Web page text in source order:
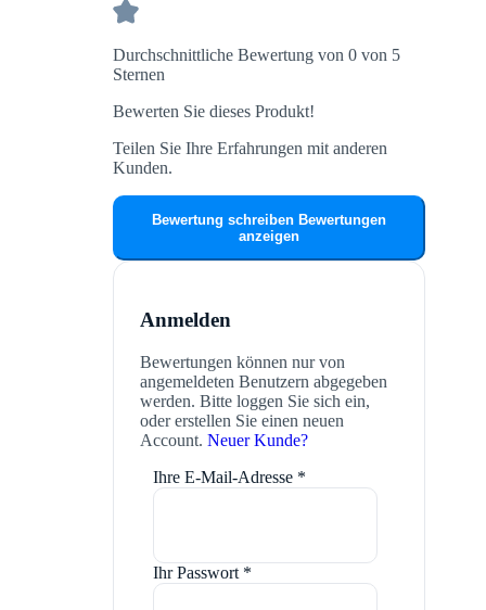
Durchschnittliche Bewertung von 0 von 5
Sternen
Bewerten Sie dieses Produkt!
Teilen Sie Ihre Erfahrungen mit anderen
Kunden.
Bewertung schreiben Bewertungen
anzeigen
Anmelden
Bewertungen können nur von
angemeldeten Benutzern abgegeben
werden. Bitte loggen Sie sich ein,
oder erstellen Sie einen neuen
Account. Neuer Kunde?
Ihre E-Mail-Adresse *
Ihr Passwort *